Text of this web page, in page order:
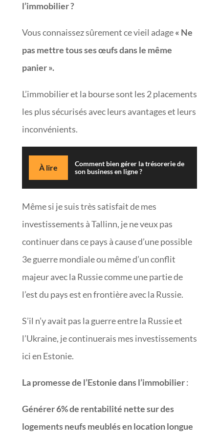
l’immobilier ?
Vous connaissez sûrement ce vieil adage« Ne
pas mettre tous ses œufs dans le même
panier ».
L’immobilier et la bourse sont les 2 placements
les plus sécurisés avec leurs avantages et leurs
inconvénients.
À lire
Comment bien gérer la trésorerie de
son business en ligne ?
Même si je suis très satisfait de mes
investissements à Tallinn, je ne veux pas
continuer dans ce pays à cause d’une possible
3e guerre mondiale ou même d’un conflit
majeur avec la Russie comme une partie de
l’est du pays est en frontière avec la Russie.
S’il n’y avait pas la guerre entre la Russie et
l’Ukraine, je continuerais mes investissements
ici en Estonie.
La promesse de l’Estonie dans l’immobilier:
Générer 6% de rentabilité nette sur des
logements neufs meublés en location longue